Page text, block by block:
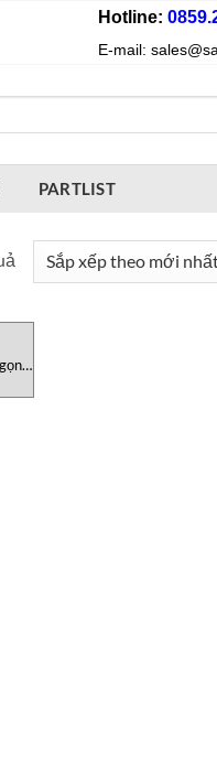
Hotline:
E-mail:
PARTLIST
Đã
sắp
mới
nhất